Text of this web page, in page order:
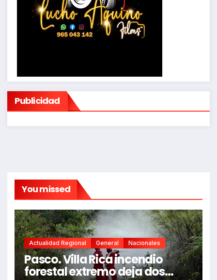
Publicidad
You missed
Actualidad Regional General Nacionales
Pasco. Villa Rica incendio
forestal extremo deja dos